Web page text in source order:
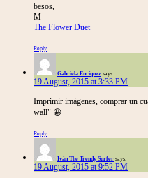
besos,
M
The Flower Duet
Reply
Gabriela Enríquez says:
19 August, 2015 at 3:33 PM
Imprimir imágenes, comprar un
wall" 😀
Reply
Iván The Trendy Surfer says:
19 August, 2015 at 9:52 PM